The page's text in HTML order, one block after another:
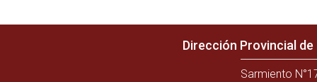
Dirección Provincial
Sarmiento